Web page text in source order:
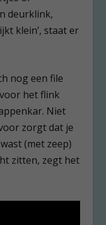
deurklink,
klein’, staat er
nog een file
het flink
Niet
zorgt dat je
(met zeep)
zitten, zegt het